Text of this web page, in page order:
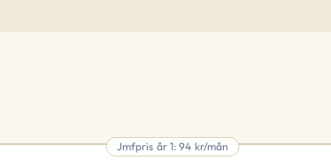
Jmfpris år 1: 94 kr/mån